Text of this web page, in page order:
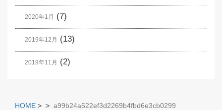
2020年1月 (7)
2019年12月 (13)
2019年11月 (2)
HOME > > a99b24a522ef3d2269b4fbd6e3cb0299